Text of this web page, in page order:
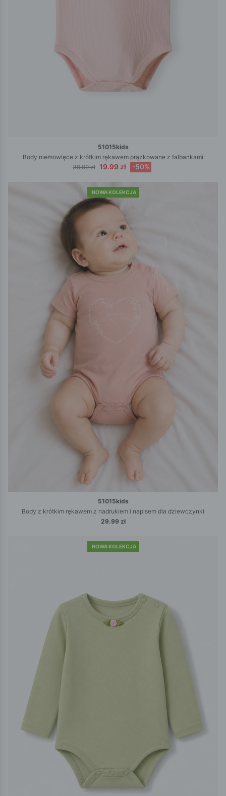
51015kids
Body niemowlęce z krótkim rękawem prążkowane z falbankami
39.99 zł 19.99 zł -50%
NOWA KOLEKCJA
51015kids
Body z krótkim rękawem z nadrukiem i napisem dla dziewczynki
29.99 zł
NOWA KOLEKCJA